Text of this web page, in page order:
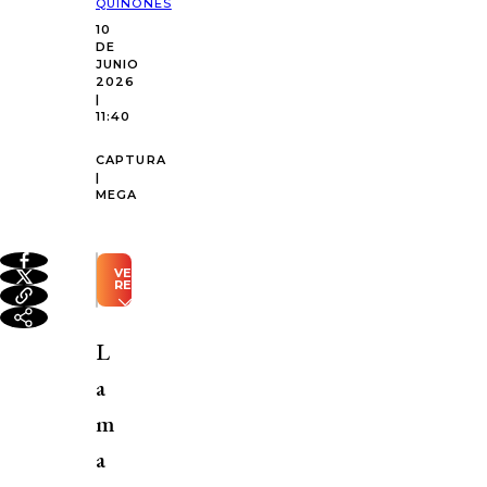
QUIÑONES
10
DE
JUNIO
2026
|
11:40
CAPTURA
|
MEGA
VER
RESUMEN
generado
Inteligencia
José
Antonio
L
a
m
a